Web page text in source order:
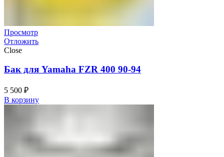
Просмотр
Отложить
Close
Бак для Yamaha FZR 400 90-94
5 500 ₽
В корзину